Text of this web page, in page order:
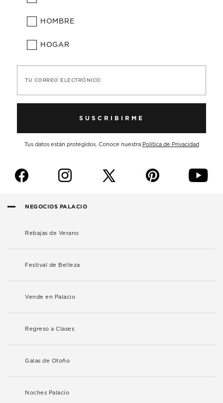
HOMBRE
HOGAR
TU CORREO ELECTRÓNICO
SUSCRIBIRME
Tus datos están protegidos. Conoce nuestra Política de Privacidad
f i p y
NEGOCIOS PALACIO
Rebajas de Verano
Festival de Belleza
Vende en Palacio
Regreso a Clases
Galas de Otoño
Noches Palacio